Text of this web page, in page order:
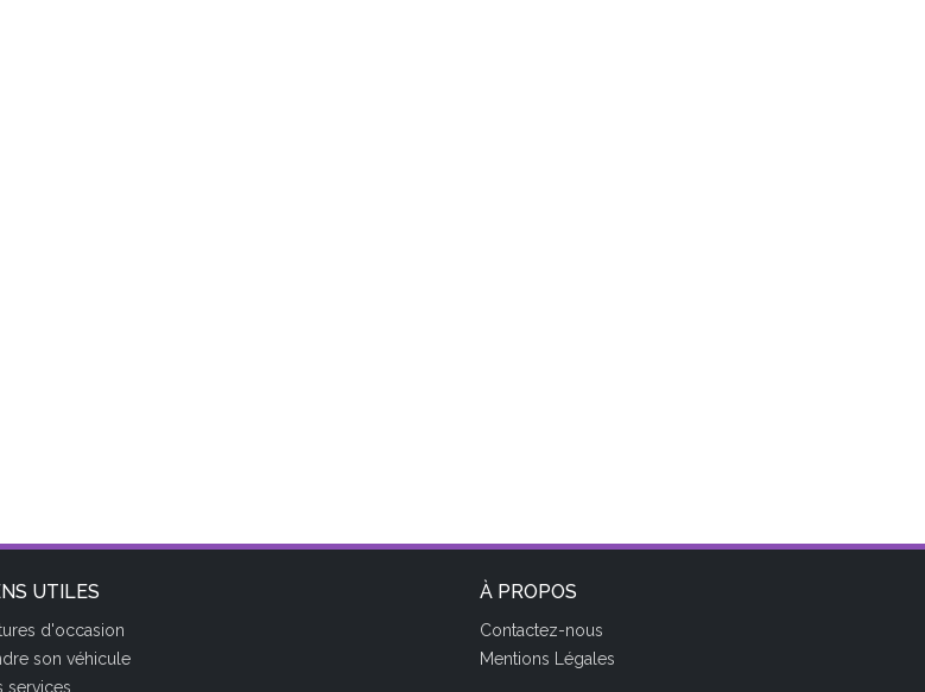
UTILES
d'occasion
son véhicule
services
À PROPOS
Contactez-nous
Mentions Légales